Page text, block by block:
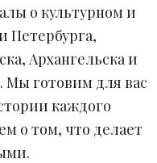
о культурном и
Петербурга,
Архангельска и
готовим для вас
каждого
о том, что делает